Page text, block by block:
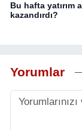
Bu hafta yatırım
kazandırdı?
Yorumlar